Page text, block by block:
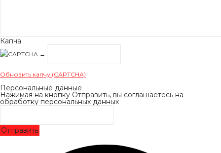
Капча
→
Обновить капчу (CAPTCHA)
Персональные данные
Нажимая на кнопку Отправить, вы соглашаетесь на
обработку персональных данных
Отправить